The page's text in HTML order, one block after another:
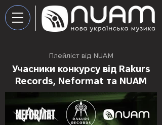
Плейліст від NUAM
Учасники конкурсу від Rakurs
Records, Neformat та NUAM